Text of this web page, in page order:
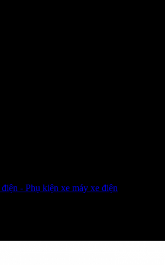
- Phụ kiện xe máy xe điện